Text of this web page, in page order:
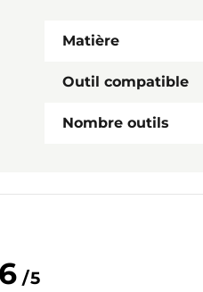
Matière
Outil compatible
Nombre outils
/5